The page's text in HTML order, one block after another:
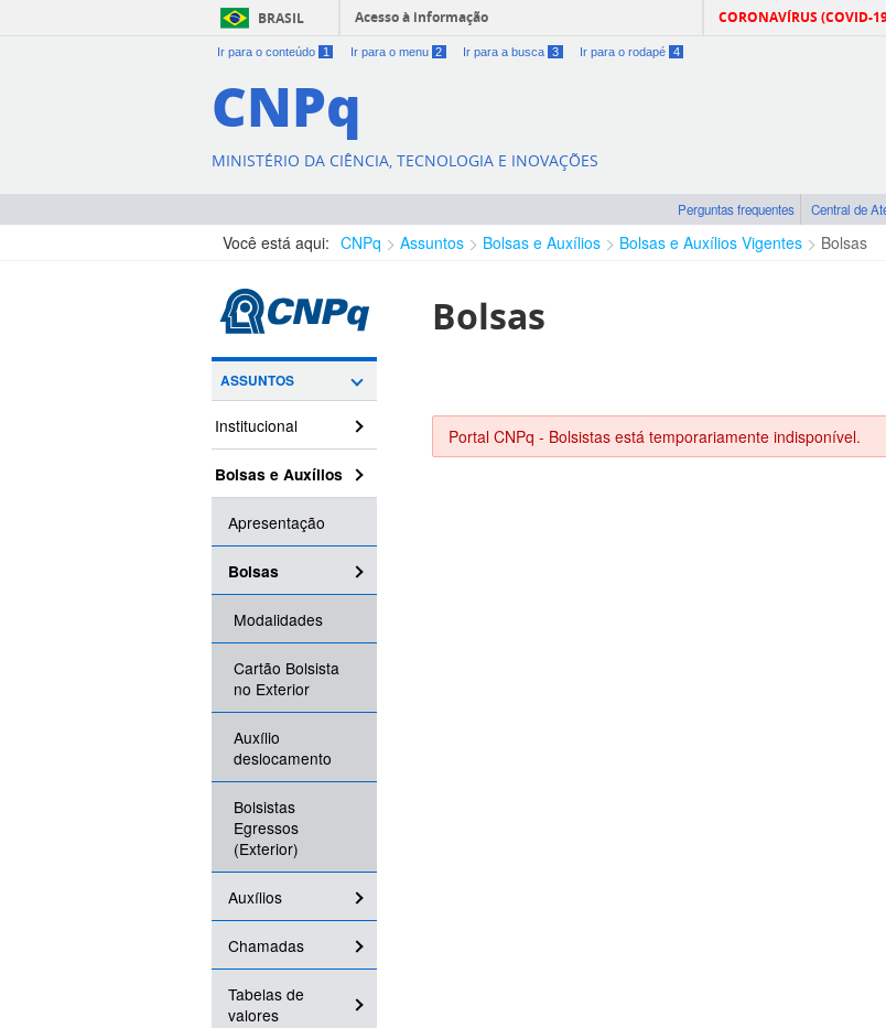
BRASIL Acesso à informação CORONAVÍRUS (COVID-
Ir para o conteúdo 1 Ir para o menu 2 Ir para a busca 3 Ir para o rodapé 4
CNPq
MINISTÉRIO DA CIÊNCIA, TECNOLOGIA E INOVAÇÕES
Perguntas frequentes Central de
Você está aqui: CNPq Assuntos Bolsas e Auxílios Bolsas e Auxílios Vigentes Bolsas
ASSUNTOS
Institucional
Bolsas e Auxílios
Apresentação
Bolsas
Modalidades
Cartão Bolsista
no Exterior
Auxílio
deslocamento
Bolsistas
Egressos
(Exterior)
Auxílios
Chamadas
Tabelas de
valores
Bolsas
Portal CNPq - Bolsistas está temporariamente indisponível.